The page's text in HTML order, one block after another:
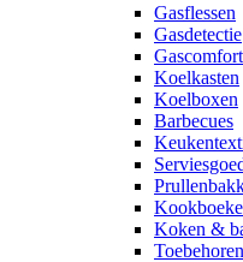
Gasflessen
Gasdetectie
Koelkasten
Koelboxen
Barbecues
Koken &
Toebehoren